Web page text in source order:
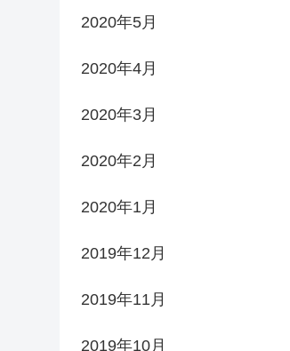
2020年5月
2020年4月
2020年3月
2020年2月
2020年1月
2019年12月
2019年11月
2019年10月